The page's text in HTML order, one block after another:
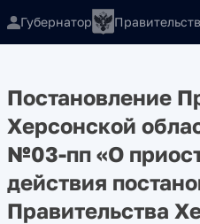
Губернатор
Постановление
Херсонской
№03-пп «О
действия
Правительства